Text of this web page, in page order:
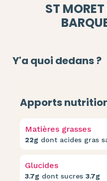
ST
Y'a quoi dedans ?
Apports
Matières grasses
22g dont acides gras
Glucides
3.7g dont sucres 3.7g